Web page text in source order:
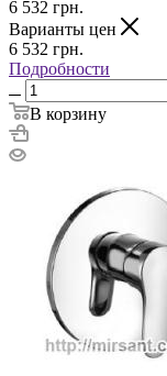
6 532 грн.
Варианты цен
6 532 грн.
Подробности
В корзину